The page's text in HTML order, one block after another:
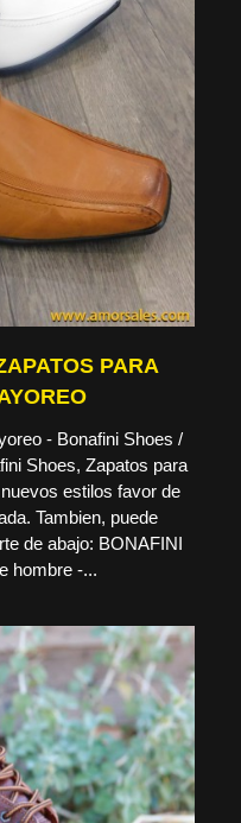
PARA
- Bonafini Shoes /
Shoes, Zapatos para
estilos favor de
Tambien, puede
de abajo: BONAFINI
hombre -...